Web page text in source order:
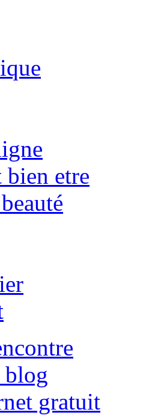
bien etre
blog
gratuit